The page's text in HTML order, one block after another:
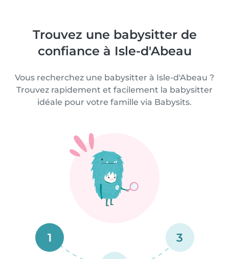
Trouvez une babysitter de
confiance à Isle-d'Abeau
Vous recherchez une babysitter à Isle-d'Abeau ?
Trouvez rapidement et facilement la babysitter
idéale pour votre famille via Babysits.
1 3